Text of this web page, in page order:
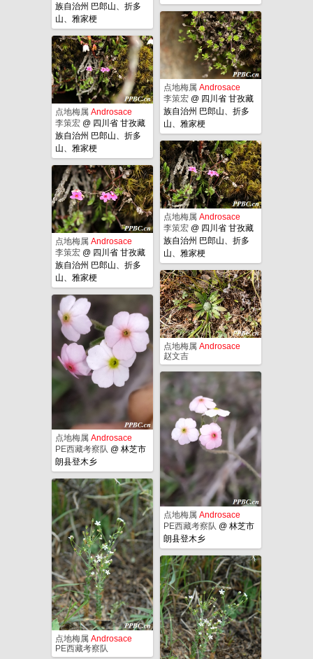
族自治州 巴郎山、折多
山、雅家梗
点地梅属 Androsace
李策宏 @ 四川省 甘孜藏
族自治州 巴郎山、折多
山、雅家梗
点地梅属 Androsace
李策宏 @ 四川省 甘孜藏
族自治州 巴郎山、折多
山、雅家梗
点地梅属 Androsace
李策宏 @ 四川省 甘孜藏
族自治州 巴郎山、折多
山、雅家梗
点地梅属 Androsace
李策宏 @ 四川省 甘孜藏
族自治州 巴郎山、折多
山、雅家梗
点地梅属 Androsace
赵文吉
点地梅属 Androsace
PE西藏考察队 @ 林芝市
朗县登木乡
点地梅属 Androsace
PE西藏考察队 @ 林芝市
朗县登木乡
点地梅属 Androsace
PE西藏考察队